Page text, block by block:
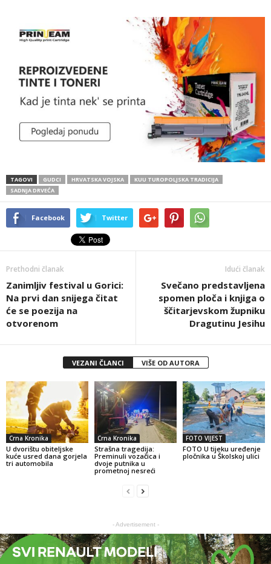
TAGOVI GUDCI HRVATSKA VOJSKA
KUU TUROPOLJSKA TRADICIJA
SADNJA DRVEĆA
Facebook Twitter
Prethodni članak
Zanimljiv festival u Gorici:
Na prvi dan snijega čitat
će se poezija na
otvorenom
Idući članak
Svečano predstavljena
spomen ploča i knjiga o
ščitarjevskom župniku
Dragutinu Jesihu
VEZANI ČLANCI VIŠE OD AUTORA
Crna Kronika
U dvorištu obiteljske
kuće usred dana gorjela
tri automobila
Crna Kronika
Strašna tragedija:
Preminuli vozačica i
dvoje putnika u
prometnoj nesreći
FOTO VIJEST
FOTO U tijeku uređenje
pločnika u Školskoj ulici
- Advertisement -